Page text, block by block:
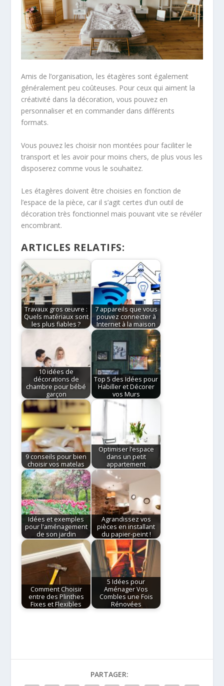
Amis de l’organisation, les étagères sont également
généralement peu coûteuses. Pour ceux qui aiment la
créativité dans la décoration, vous pouvez en
personnaliser et en commander dans différents
formats.
Vous pouvez les choisir non montées pour faciliter le
transport et les avoir pour moins chers, de plus vous les
disposerez comme vous le souhaitez.
Les étagères doivent être choisies en fonction de
l’espace de la pièce, car il s’agit certes d’un outil de
décoration très fonctionnel mais pouvant vite se révéler
encombrant.
ARTICLES RELATIFS:
Travaux gros œuvre :
Quels matériaux sont
les plus fiables ?
7 appareils que vous
pouvez connecter à
Internet à la maison
10 idées de
décorations de
chambre pour bébé
garçon
Top 5 des Idées pour
Habiller et Décorer
vos Murs
9 conseils pour bien
choisir vos matelas
Optimiser l’espace
dans un petit
appartement
Idées et exemples
pour l'aménagement
de son jardin
Agrandissez vos
pièces en installant
du papier-peint !
Comment Choisir
entre des Plinthes
Fixes et Flexibles
5 Idées pour
Aménager Vos
Combles une Fois
Rénovées
PARTAGER: